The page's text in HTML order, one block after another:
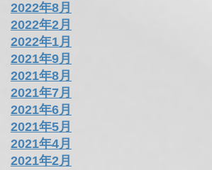
2022年8月
2022年2月
2022年1月
2021年9月
2021年8月
2021年7月
2021年6月
2021年5月
2021年4月
2021年2月